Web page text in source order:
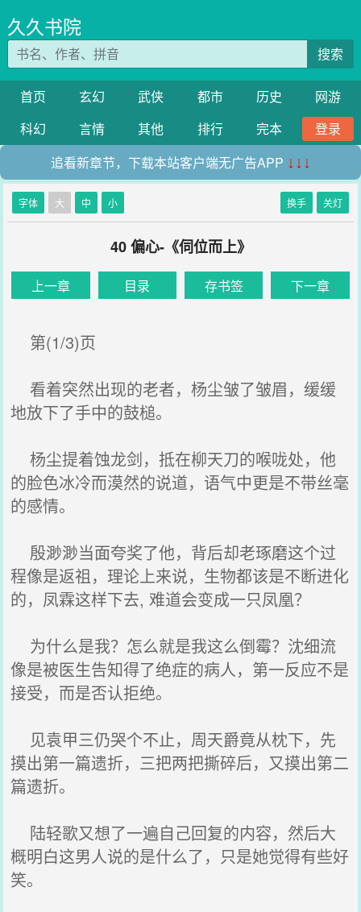
久久书院
搜索
首页 玄幻 武侠 都市 历史
网游
科幻
言情 其他 排行 完本
登录
追看新章节，下载本站客户端无广告APP ↓↓↓
字体 大 中 小 换手 关灯
40 偏心-《伺位而上》
上一章 目录 存书签 下一章
第(1/3)页
看着突然出现的老者，杨尘皱了皱眉，缓缓
地放下了手中的鼓槌。
杨尘提着蚀龙剑，抵在柳天刀的喉咙处，他
的脸色冰冷而漠然的说道，语气中更是不带丝毫
的感情。
殷渺渺当面夸奖了他，背后却老琢磨这个过
程像是返祖，理论上来说，生物都该是不断进化
的，凤霖这样下去, 难道会变成一只凤凰？
为什么是我？怎么就是我这么倒霉？沈细流
像是被医生告知得了绝症的病人，第一反应不是
接受，而是否认拒绝。
见袁甲三仍哭个不止，周天爵竟从枕下，先
摸出第一篇遗折，三把两把撕碎后，又摸出第二
篇遗折。
陆轻歌又想了一遍自己回复的内容，然后大
概明白这男人说的是什么了，只是她觉得有些好
笑。